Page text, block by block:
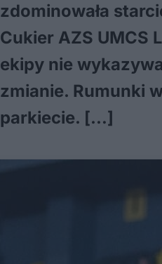
zdominowała
Cukier AZS UMCS
ekipy nie
zmianie. Rumunki
parkiecie. […]